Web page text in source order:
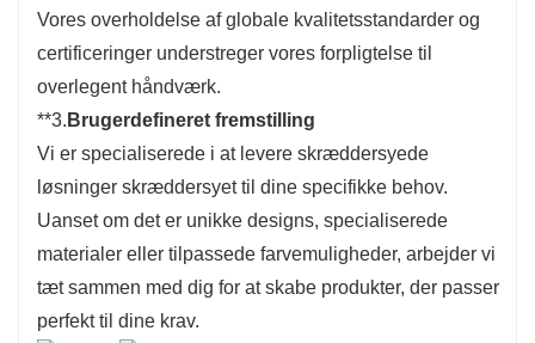
Vores overholdelse af globale kvalitetsstandarder og
certificeringer understreger vores forpligtelse til
overlegent håndværk.
**3. Brugerdefineret fremstilling
Vi er specialiserede i at levere skræddersyede
løsninger skræddersyet til dine specifikke behov.
Uanset om det er unikke designs, specialiserede
materialer eller tilpassede farvemuligheder, arbejder vi
tæt sammen med dig for at skabe produkter, der passer
perfekt til dine krav.